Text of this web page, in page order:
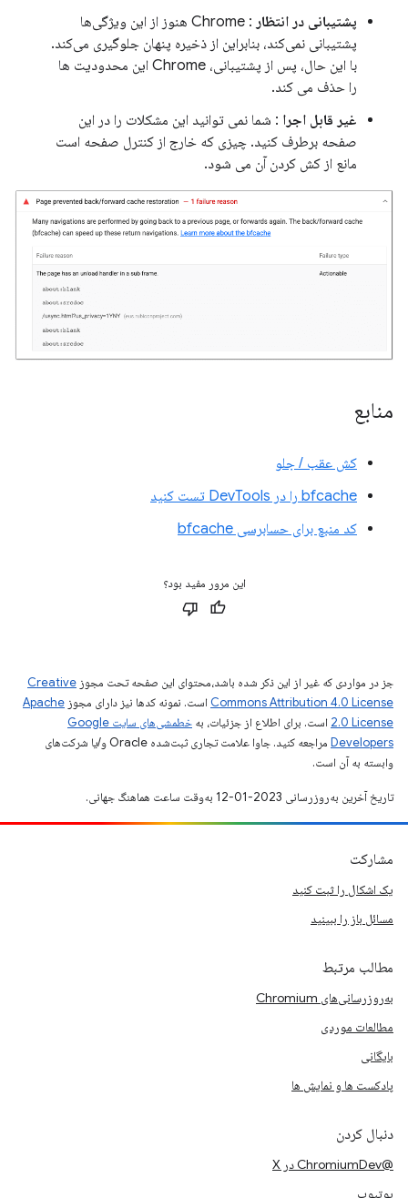
پشتیبانی در انتظار
: Chrome هنوز از این ویژگی‌ها
پشتیبانی نمی‌کند، بنابراین از ذخیره پنهان جلوگیری می‌کند.
با این حال، پس از پشتیبانی، Chrome این محدودیت ها
را حذف می کند.
غیر قابل اجرا : شما نمی توانید این مشکلات را در این
صفحه برطرف کنید. چیزی که خارج از کنترل صفحه است
مانع از کش کردن آن می شود.
منابع
کش عقب / جلو
bfcache را در DevTools تست کنید
کد منبع برای حسابرسی bfcache
این مرور مفید بود؟
جز در مواردی که غیر از این ذکر شده باشد،‌محتوای این صفحه تحت مجوز Creative
Commons Attribution 4.0 License است. نمونه کدها نیز دارای مجوز Apache
2.0 License است. برای اطلاع از جزئیات، به
خطمشی‌های سایت Google
Developers‏
مراجعه کنید. جاوا علامت تجاری ثبت‌شده Oracle و/یا شرکت‌های
وابسته به آن است.
تاریخ آخرین به‌روزرسانی 2023-01-12 به‌وقت ساعت هماهنگ جهانی.
مشارکت
یک اشکال را ثبت کنید
مسائل باز را ببینید
مطالب مرتبط
به‌روزرسانی‌های Chromium
مطالعات موردی
بایگانی
پادکست ها و نمایش ها
دنبال کردن
@ChromiumDev در X
یوتیوب